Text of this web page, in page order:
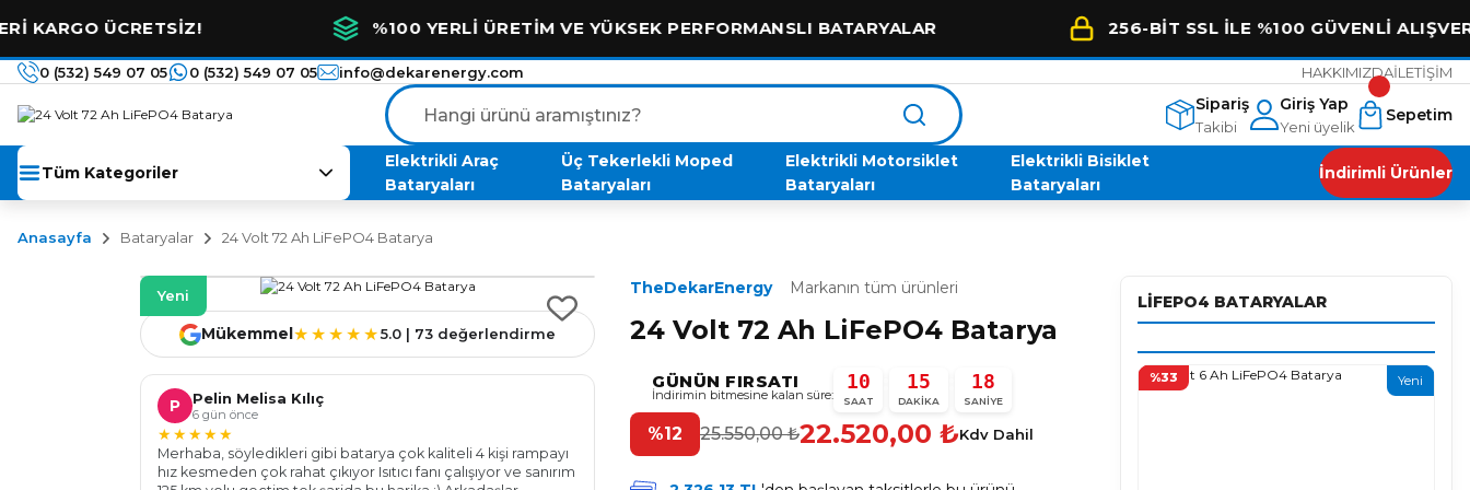
%100 YERLİ ÜRETİM VE YÜKSEK PERFORMANSLI BATARYALAR 256-BİT SSL İLE %100 GÜVENLİ ALIŞVERİŞ
0 (532) 549 07 05 0 (532) 549 07 05 info@dekarenergy.com HAKKIMIZDAİLETİŞİM
Sipariş
Takibi
Giriş Yap
Yeni üyelik
Sepetim
Tüm Kategoriler
Elektrikli Araç
Bataryaları
Üç Tekerlekli Moped
Bataryaları
Elektrikli Motorsiklet
Bataryaları
Elektrikli Bisiklet
Bataryaları
İndirimli Ürünler
Anasayfa Bataryalar 24 Volt 72 Ah LiFePO4 Batarya
Yeni
Mükemmel★★★★★5.0 | 73 değerlendirme
P Pelin Melisa Kılıç
6 gün önce
★★★★★
Merhaba, söyledikleri gibi batarya çok kaliteli 4 kişi rampayı
hız kesmeden çok rahat çıkıyor Isıtıcı fanı çalışıyor ve sanırım
Erdal Aydemir
bir ay önce
★★★★★
Ustam sizden aldığımız akü için çok teşekkür ederim
TheDekarEnergy Markanın tüm ürünleri
24 Volt 72 Ah LiFePO4 Batarya
GÜNÜN FIRSATI
İndirimin bitmesine kalan süre:
10
SAAT
15
DAKIKA
16
SANIYE
%12 25.550,00₺22.520,00 ₺Kdv Dahil
LİFEPO4 BATARYALAR
%33 Yeni